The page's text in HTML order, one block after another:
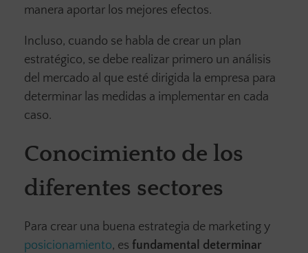
manera aportar los mejores efectos.
Incluso, cuando se habla de crear un plan
estratégico, se debe realizar primero un análisis
del mercado al que esté dirigida la empresa para
determinar las medidas a implementar en cada
caso.
Conocimiento de los
diferentes sectores
Para crear una buena estrategia de marketing y
posicionamiento, es fundamental determinar